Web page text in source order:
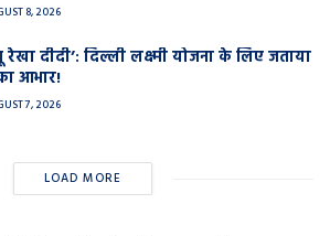
8, 2026
रेखा दीदी’: दिल्ली लक्ष्मी योजना के लिए जताया
आभार!
7, 2026
LOAD MORE